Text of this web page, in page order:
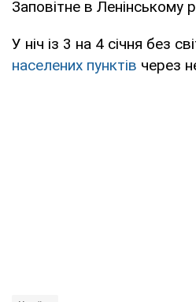
Заповітне в Ленінському
У ніч із 3 на 4 січня без
населених пунктів через